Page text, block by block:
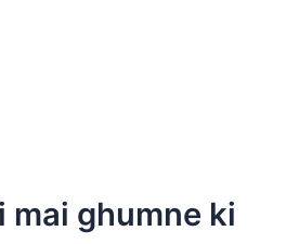
mai ghumne ki